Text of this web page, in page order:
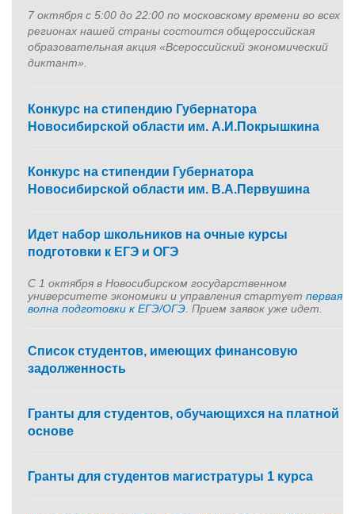
7 октября с 5:00 до 22:00 по московскому времени во всех
регионах нашей страны состоится общероссийская
образовательная акция «Всероссийский экономический
диктант».
Конкурс на стипендию Губернатора
Новосибирской области им. А.И.Покрышкина
Конкурс на стипендии Губернатора
Новосибирской области им. В.А.Первушина
Идет набор школьников на очные курсы
подготовки к ЕГЭ и ОГЭ
С 1 октября в Новосибирском государственном
университете экономики и управления стартует первая
волна подготовки к ЕГЭ/ОГЭ . Прием заявок уже идет.
Список студентов, имеющих финансовую
задолженность
Гранты для студентов, обучающихся на платной
основе
Гранты для студентов магистратуры 1 курса